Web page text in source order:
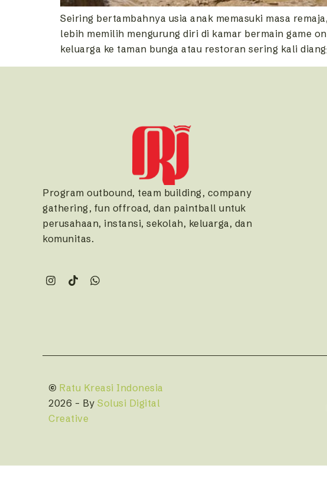
Seiring bertambahnya usia anak memasuki masa
lebih memilih mengurung diri di kamar bermain game
keluarga ke taman bunga atau restoran sering kali
Program outbound, team building, company
gathering, fun offroad, dan paintball untuk
perusahaan, instansi, sekolah, keluarga, dan
komunitas.
© Ratu Kreasi Indonesia
2026 – By Solusi Digital
Creative